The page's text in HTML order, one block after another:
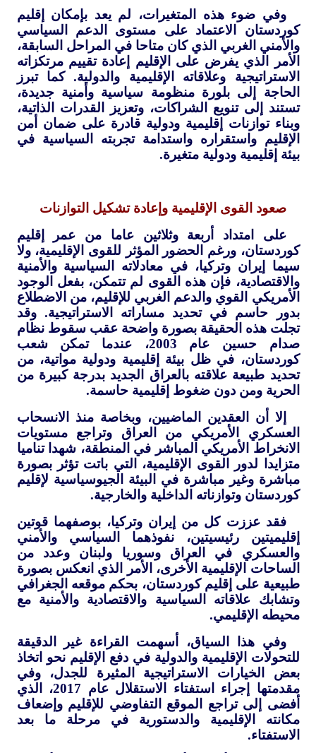
وفي ضوء هذه المتغيرات، لم يعد بإمكان إقليم
كوردستان الاعتماد على مستوى الدعم السياسي
والأمني الغربي الذي كان متاحا في المراحل السابقة،
الأمر الذي يفرض على الإقليم إعادة تقييم مرتكزاته
الاستراتيجية وعلاقاته الإقليمية والدولية. كما تبرز
الحاجة إلى بلورة منظومة سياسية وأمنية جديدة،
تستند إلى تنويع الشراكات، وتعزيز القدرات الذاتية،
وبناء توازنات إقليمية ودولية قادرة على ضمان أمن
الإقليم واستقراره واستدامة تجربته السياسية في
بيئة إقليمية ودولية متغيرة.
صعود القوى الإقليمية وإعادة تشكيل التوازنات
على امتداد أربعة وثلاثين عاما من عمر إقليم
كوردستان، ورغم الحضور المؤثر للقوى الإقليمية، ولا
سيما إيران وتركيا، في معادلاته السياسية والأمنية
والاقتصادية، فإن هذه القوى لم تتمكن، بفعل الوجود
الأمريكي القوي والدعم الغربي للإقليم، من الاضطلاع
بدور حاسم في تحديد مساراته الاستراتيجية. وقد
تجلت هذه الحقيقة بصورة واضحة عقب سقوط نظام
صدام حسين عام 2003، عندما تمكن شعب
كوردستان، في ظل بيئة إقليمية ودولية مواتية، من
تحديد طبيعة علاقته بالعراق الجديد بدرجة كبيرة من
الحرية ومن دون ضغوط إقليمية حاسمة.
إلا أن العقدين الماضيين، وبخاصة منذ الانسحاب
العسكري الأمريكي من العراق وتراجع مستويات
الانخراط الأمريكي المباشر في المنطقة، شهدا تناميا
متزايدا لدور القوى الإقليمية، التي باتت تؤثر بصورة
مباشرة وغير مباشرة في البيئة الجيوسياسية لإقليم
كوردستان وتوازناته الداخلية والخارجية.
فقد عززت كل من إيران وتركيا، بوصفهما قوتين
إقليميتين رئيسيتين، نفوذهما السياسي والأمني
والعسكري في العراق وسوريا ولبنان وعدد من
الساحات الإقليمية الأخرى، الأمر الذي انعكس بصورة
طبيعية على إقليم كوردستان، بحكم موقعه الجغرافي
وتشابك علاقاته السياسية والاقتصادية والأمنية مع
محيطه الإقليمي.
وفي هذا السياق، أسهمت القراءة غير الدقيقة
للتحولات الإقليمية والدولية في دفع الإقليم نحو اتخاذ
بعض الخيارات الاستراتيجية المثيرة للجدل، وفي
مقدمتها إجراء استفتاء الاستقلال عام 2017، الذي
أفضى إلى تراجع الموقع التفاوضي للإقليم وإضعاف
مكانته الإقليمية والدستورية في مرحلة ما بعد
الاستفتاء.